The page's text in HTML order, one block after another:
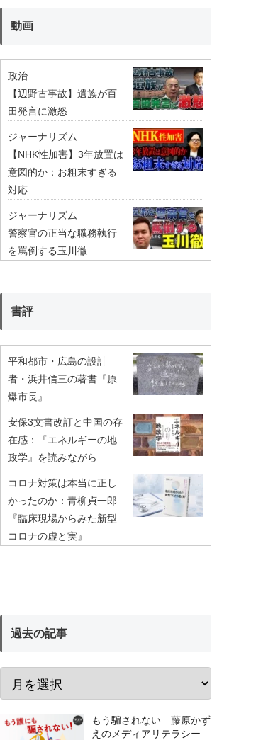
動画
政治
【辺野古事故】遺族が百
田発言に激怒
ジャーナリズム
【NHK性加害】3年放置は
意図的か：お粗末すぎる
対応
ジャーナリズム
警察官の正当な職務執行
を罵倒する玉川徹
書評
平和都市・広島の設計
者・浜井信三の著書『原
爆市長』
安保3文書改訂と中国の存
在感：『エネルギーの地
政学』を読みながら
コロナ対策は本当に正し
かったのか：青柳貞一郎
『臨床現場からみた新型
コロナの虚と実』
過去の記事
もう騙されない 藤原かず
えのメディアリテラシー